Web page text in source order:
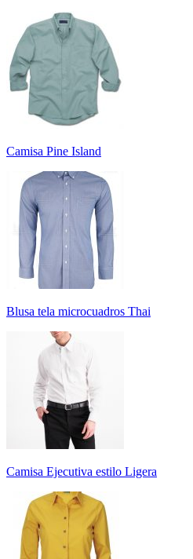
Camisa Pine Island
Blusa tela microcuadros Thai
Camisa Ejecutiva estilo Ligera